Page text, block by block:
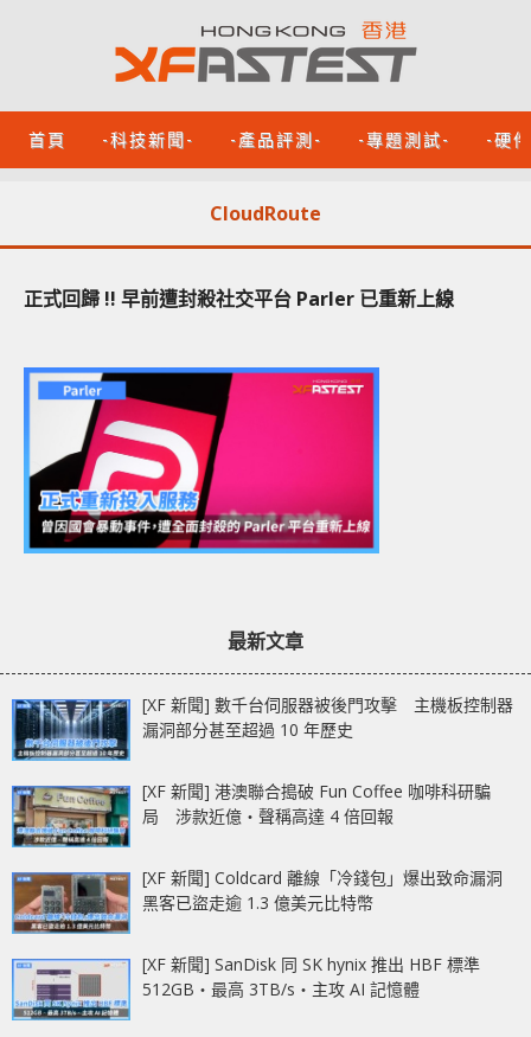
首頁 -科技新聞- -產品評測- -專題測試- -硬
CloudRoute
正式回歸 !! 早前遭封殺社交平台 Parler 已重新上線
最新文章
[XF 新聞] 數千台伺服器被後門攻擊 主機板控制器
漏洞部分甚至超過 10 年歷史
[XF 新聞] 港澳聯合搗破 Fun Coffee 咖啡科研騙
局 涉款近億‧聲稱高達 4 倍回報
[XF 新聞] Coldcard 離線「冷錢包」爆出致命漏洞
黑客已盜走逾 1.3 億美元比特幣
[XF 新聞] SanDisk 同 SK hynix 推出 HBF 標準
512GB‧最高 3TB/s‧主攻 AI 記憶體